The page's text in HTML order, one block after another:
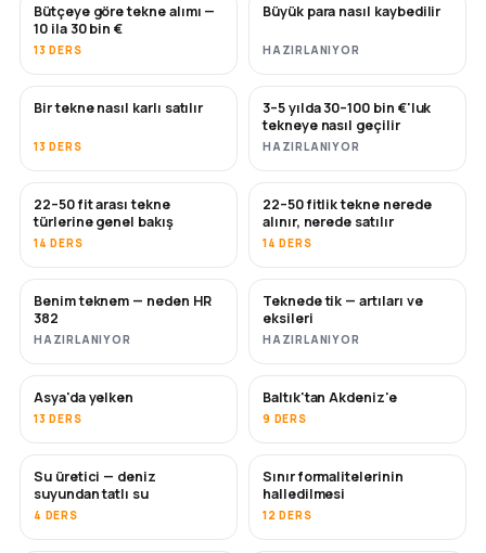
YAKINDA
Bütçeye göre tekne alımı —
10 ila 30 bin €
13 DERS
YAKINDA
Büyük para nasıl kaybedilir
HAZIRLANIYOR
YENI
Bir tekne nasıl karlı satılır
13 DERS
YENI
3–5 yılda 30–100 bin €'luk
tekneye nasıl geçilir
HAZIRLANIYOR
YAKINDA
22–50 fit arası tekne
türlerine genel bakış
14 DERS
YAKINDA
22–50 fitlik tekne nerede
alınır, nerede satılır
14 DERS
YAKINDA
Benim teknem — neden HR
382
HAZIRLANIYOR
YAKINDA
Teknede tik — artıları ve
eksileri
HAZIRLANIYOR
YAKINDA
Asya'da yelken
13 DERS
YAKINDA
Baltık'tan Akdeniz'e
9 DERS
YAKINDA
Su üretici — deniz
suyundan tatlı su
4 DERS
Sınır formalitelerinin
halledilmesi
12 DERS